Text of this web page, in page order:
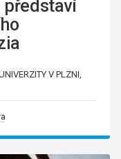
představí
V PLZNI,